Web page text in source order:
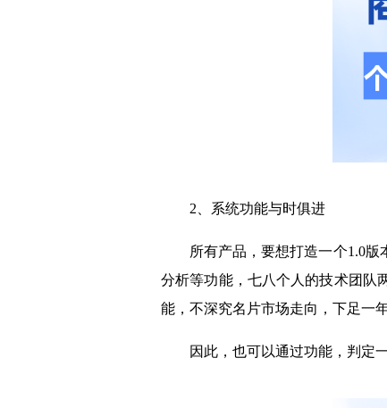
2、系统功能与时俱进
所有产品，要想打造一个1.0
分析等功能，七八个人的技术团队
能，不深究名片市场走向，下足一
因此，也可以通过功能，判定